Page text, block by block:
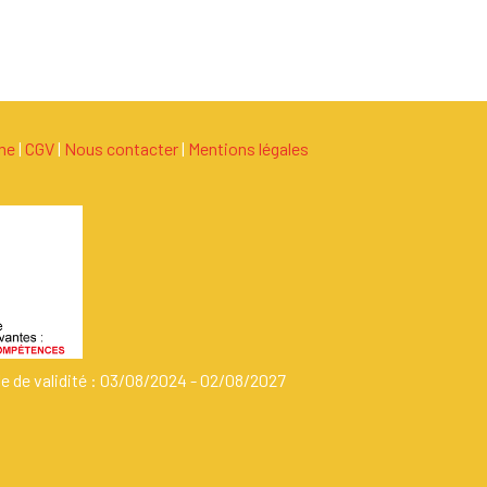
| CGV| Nous contacter| Mentions légales
de validité : 03/08/2024 - 02/08/2027